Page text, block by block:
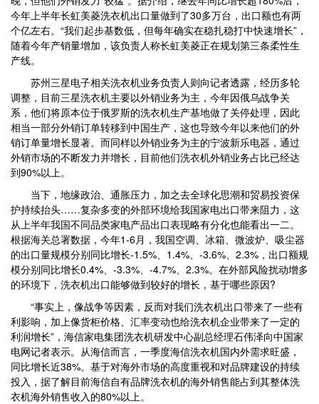
今年上半年长虹美菱洗衣机出口量做到了30多万台，出口额也有两
个亿左右。“我们起步基数低，但每年确实在稳扎稳打中快速增长”，
随着今年产销量增加，该负责人称长虹美菱正在规划第三条柔性生
产线。
苏州三星电子相关洗衣机业务负责人则向记者透露，经历多轮
调整，目前三星洗衣机主要以外销业务为主，今年因俄乌战争关
系，他们将原本位于俄罗斯的洗衣机生产基地做了关停处理，因此
相当一部分外销订单转移到中国生产，这也导致今年以来他们的外
销订单量增长显著。而同样以外销业务为主的宁波新乐电器，通过
外销市场的不断发力并增长，目前他们洗衣机外销业务占比已经达
到90%以上。
当下，地缘政治、通胀压力，加之去全球化思潮和贸易投资保
护持续抬头……复杂多变的外部环境给我国家电出口带来阻力，这
从上半年我国不同品类家电产品出口表现略有分化也能看出一二。
根据海关总署数据，今年1-6月，我国空调、冰箱、微波炉、吸尘器
的出口量规模分别同比增长-1.5%、1.4%、-3.6%、2.3%，出口额规
模分别同比增长0.4%、-3.3%、-4.7%、2.3%。在外部风险扰动增多
的环境下，洗衣机出口能够做到较好的增长，基于哪些原因?
“事实上，像战争等因素，反而对我们洗衣机出口带来了一些有
利影响，加上像货柜价格、汇率变动也给洗衣机企业带来了一定的
利润增长”，海信家电集团洗衣机研发中心副总经理石伟泽向中国家
电网记者表示。从海信而言，一季度海信洗衣机国内外需求旺盛，
同比增长近38%。基于对海外市场的高度重视和对品牌建设的持续
投入，据了解目前海信自有品牌洗衣机的海外销售能占到其整体洗
衣机海外销售收入的80%以上。